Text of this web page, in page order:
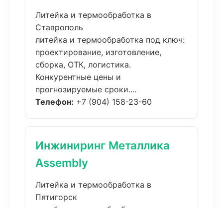
Литейка и термообработка в
Ставрополь
литейка и термообработка под ключ:
проектирование, изготовление,
сборка, ОТК, логистика.
Конкурентные цены и
прогнозируемые сроки....
Телефон: +7 (904) 158-23-60
Инжиниринг Металлика
Assembly
Литейка и термообработка в
Пятигорск